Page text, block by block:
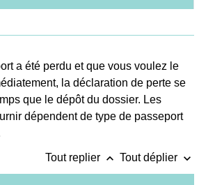
a été perdu et que vous voulez le
la déclaration de perte se
que le dépôt du dossier. Les
dépendent de type de passeport
Tout replier keyboard_arrow_up Tout déplier keyboard_arrow_down